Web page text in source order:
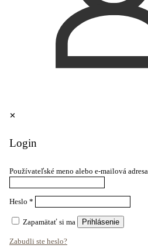
✕
Login
Používateľské meno alebo e-mailová adresa
Heslo *
Zapamätať si ma Prihlásenie
Zabudli ste heslo?